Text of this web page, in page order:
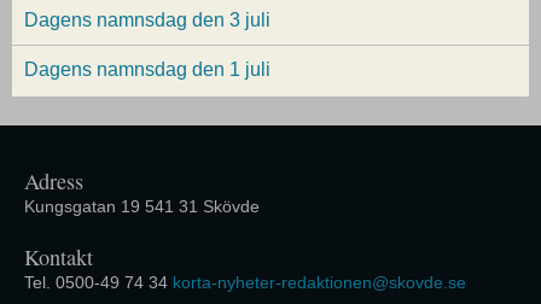
Dagens namnsdag den 3 juli
Dagens namnsdag den 1 juli
Adress
Kungsgatan 19 541 31 Skövde
Kontakt
Tel. 0500-49 74 34 korta-nyheter-redaktionen@skovde.se